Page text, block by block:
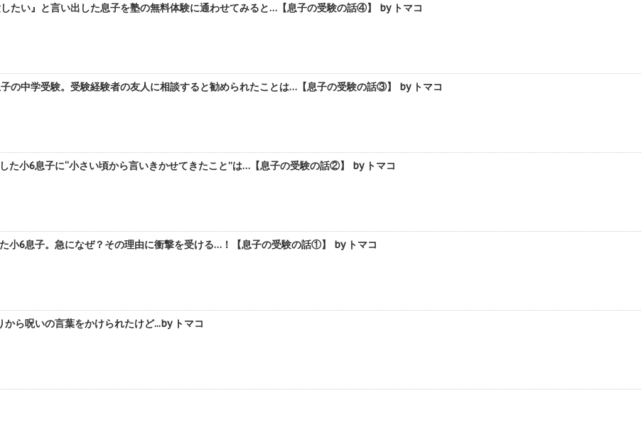
たい』と言い出した息子を塾の無料体験に通わせてみると…【息子の受験の話④】 by トマコ
の中学受験。受験経験者の友人に相談すると勧められたことは…【息子の受験の話③】 by トマコ
た小6息子に“小さい頃から言いきかせてきたこと”は…【息子の受験の話②】 by トマコ
小6息子。急になぜ？その理由に衝撃を受ける…！【息子の受験の話①】 by トマコ
ら呪いの言葉をかけられたけど...by トマコ